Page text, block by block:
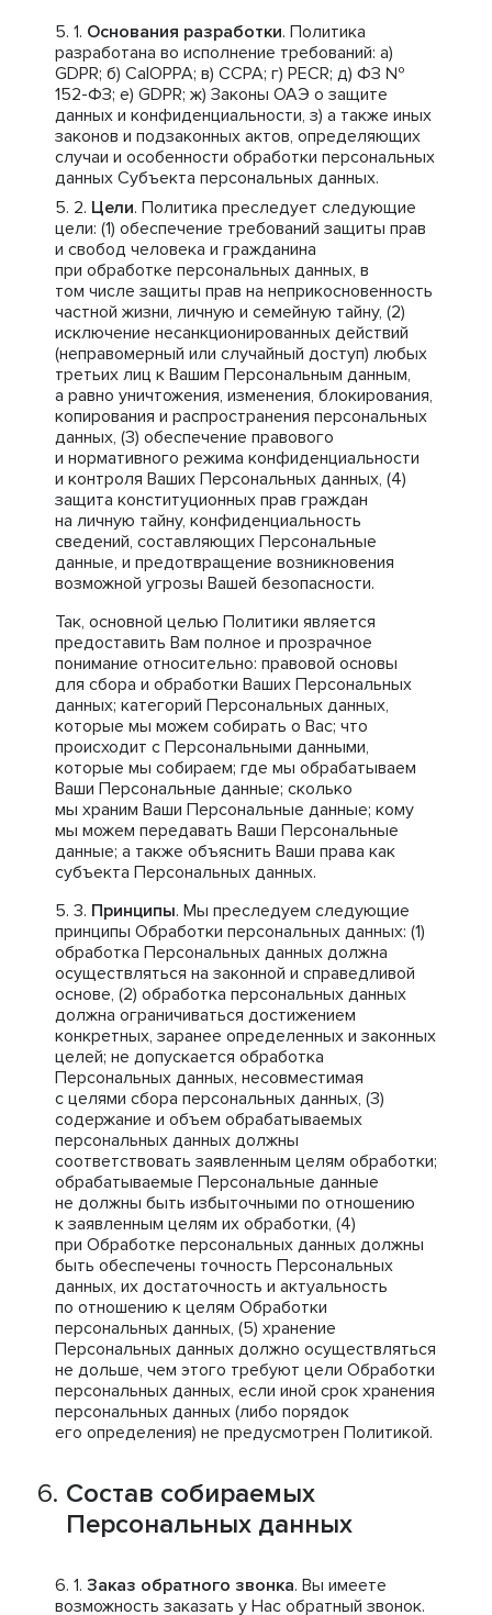
Основания разработки. Политика
разработана во исполнение требований: a)
GDPR; б) CalOPPA; в) CCPA; г) PECR; д) ФЗ №
152-ФЗ; е) GDPR; ж) Законы ОАЭ о защите
данных и конфиденциальности, з) а также иных
законов и подзаконных актов, определяющих
случаи и особенности обработки персональных
данных Субъекта персональных данных.
Цели. Политика преследует следующие
цели: (1) обеспечение требований защиты прав
и свобод человека и гражданина
при обработке персональных данных, в
том числе защиты прав на неприкосновенность
частной жизни, личную и семейную тайну, (2)
исключение несанкционированных действий
(неправомерный или случайный доступ) любых
третьих лиц к Вашим Персональным данным,
а равно уничтожения, изменения, блокирования,
копирования и распространения персональных
данных, (3) обеспечение правового
и нормативного режима конфиденциальности
и контроля Ваших Персональных данных, (4)
защита конституционных прав граждан
на личную тайну, конфиденциальность
сведений, составляющих Персональные
данные, и предотвращение возникновения
возможной угрозы Вашей безопасности.
Так, основной целью Политики является
предоставить Вам полное и прозрачное
понимание относительно: правовой основы
для сбора и обработки Ваших Персональных
данных; категорий Персональных данных,
которые мы можем собирать о Вас; что
происходит с Персональными данными,
которые мы собираем; где мы обрабатываем
Ваши Персональные данные; сколько
мы храним Ваши Персональные данные; кому
мы можем передавать Ваши Персональные
данные; а также объяснить Ваши права как
субъекта Персональных данных.
Принципы. Мы преследуем следующие
принципы Обработки персональных данных: (1)
обработка Персональных данных должна
осуществляться на законной и справедливой
основе, (2) обработка персональных данных
должна ограничиваться достижением
конкретных, заранее определенных и законных
целей; не допускается обработка
Персональных данных, несовместимая
с целями сбора персональных данных, (3)
содержание и объем обрабатываемых
персональных данных должны
соответствовать заявленным целям обработки;
обрабатываемые Персональные данные
не должны быть избыточными по отношению
к заявленным целям их обработки, (4)
при Обработке персональных данных должны
быть обеспечены точность Персональных
данных, их достаточность и актуальность
по отношению к целям Обработки
персональных данных, (5) хранение
Персональных данных должно осуществляться
не дольше, чем этого требуют цели Обработки
персональных данных, если иной срок хранения
персональных данных (либо порядок
его определения) не предусмотрен Политикой.
Состав собираемых
Персональных данных
Заказ обратного звонка. Вы имеете
возможность заказать у Нас обратный звонок.